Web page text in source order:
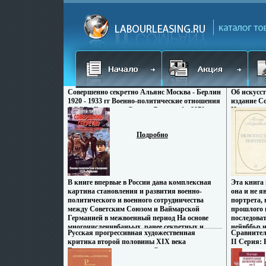
Совершенно секретно Альянс Москва - Берлин
1920 - 1933 гг Военно-политические отношения
СССР - Германия Серия: Досье инфо 8970x.
Подробно
В книге впервые в России дана комплексная
картина становления и развития военно-
политического и военного сотрудничества
между Советским Союзом и Ваймарской
Германией в межвоенный период На основе
многочисленнвбаиьых, ранее секретных и
совсекретных документоввысших госорганов и
компартии Советского Союза,
дипломатических документов обеих сторон
отражены основные вехи их взаимоотношений,
Русская прогрессивная художественная
критика второй половины XIX века
Букинистическое издание Сохранность:
Хорошая Издательство: Изобразительное
Об
издание
Тираж:
мм) инфо
Эта книга
она и не
портрета,
прошлого
нейвббьр
эпизодах
древности
Тициана,
II Серия: